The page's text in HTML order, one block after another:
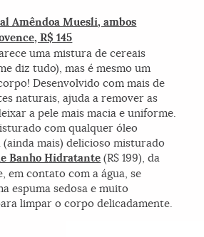
Amêndoa Muesli, ambos
R$ 145
uma mistura de cereais
diz tudo), mas é mesmo um
Desenvolvido com mais de
naturais, ajuda a remover as
a pele mais macia e uniforme.
com qualquer óleo
mais) delicioso misturado
Banho Hidratante (R$ 199), da
em contato com a água, se
espuma sedosa e muito
limpar o corpo delicadamente.